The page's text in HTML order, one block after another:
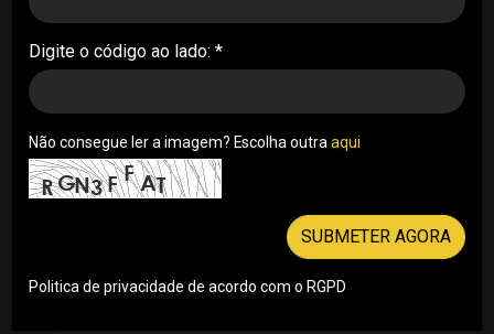
A nova funcionalidade da Google, a Shielded
Email, vai permitir que os utilizadores criem
pseudónimos de email quando se inscrevem
19/11/2024
Digite o código ao lado: *
Não consegue ler a imagem? Escolha outra aqui
SUBMETER AGORA
Politica de privacidade de acordo com o RGPD